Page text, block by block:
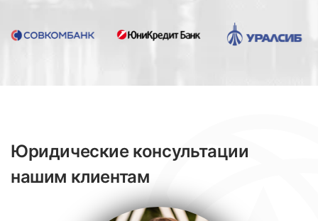
Юридические консультации
нашим клиентам